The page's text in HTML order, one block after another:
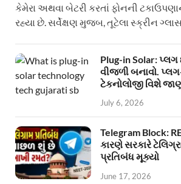
કેમેરા અથવા બેટરી કરતાં ફોનની
રહ્યા છે. સર્વેક્ષણ મુજબ, તૂટેલા સ્ક્રીન
Plug-in Solar:
વીજળી બનાવો.
ટેકનોલોજી વિશે
July 6, 2026
Telegram Block:
કારણે સરકારે
પ્રતિબંધ મૂક્યો
June 17, 2026